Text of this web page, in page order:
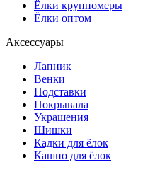
Ёлки крупномеры
Ёлки оптом
Аксессуары
Лапник
Венки
Подставки
Покрывала
Украшения
Шишки
Кадки для ёлок
Кашпо для ёлок